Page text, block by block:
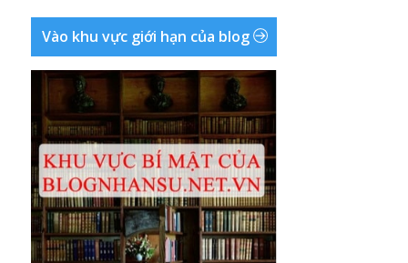
Vào khu vực giới hạn của blog